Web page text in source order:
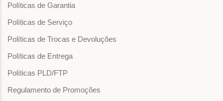
Políticas de Garantia
Políticas de Serviço
Políticas de Trocas e Devoluções
Políticas de Entrega
Políticas PLD/FTP
Regulamento de Promoções